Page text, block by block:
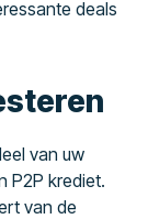
deals
van uw
P2P krediet.
van de